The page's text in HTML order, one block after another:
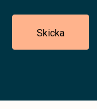
Skicka